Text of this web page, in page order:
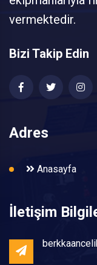
vermektedir.
Bizi Takip Edin
Adres
Anasayfa
İletişim